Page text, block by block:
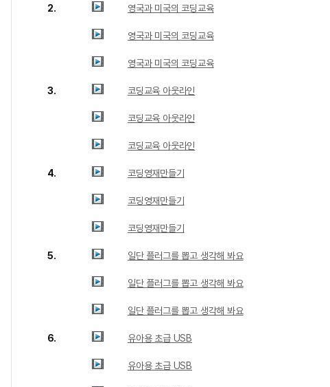
2. 영국과 미국의 코딩교육
영국과 미국의 코딩교육
영국과 미국의 코딩교육
3. 코딩교육 아웃라인
코딩교육 아웃라인
코딩교육 아웃라인
4. 코딩영재만들기
코딩영재만들기
코딩영재만들기
5. 일단 플러그를 뽑고 생각해 봐요
일단 플러그를 뽑고 생각해 봐요
일단 플러그를 뽑고 생각해 봐요
6. 유아용 초급 USB
유아용 초급 USB